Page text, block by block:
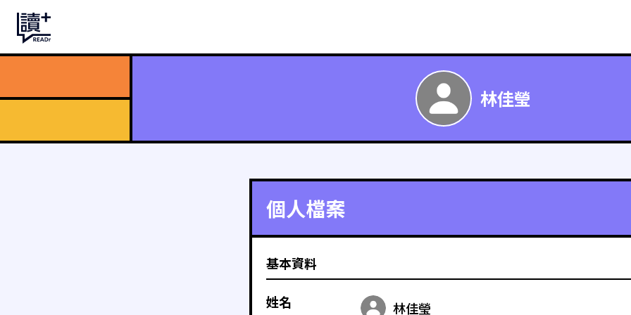
林佳瑩
個人檔案
基本資料
姓名 林佳瑩